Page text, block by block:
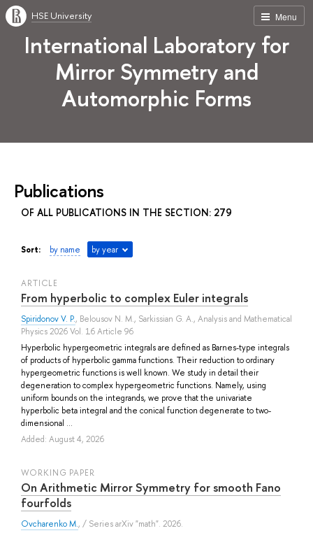
Menu
HSE University
International Laboratory for
Mirror Symmetry and
Automorphic Forms
Publications
OF ALL PUBLICATIONS IN THE SECTION: 279
Sort: by name by year
ARTICLE
From hyperbolic to complex Euler integrals
Spiridonov V. P., Belousov N. M., Sarkissian G. A., Analysis and Mathematical
Physics 2026 Vol. 16 Article 96
Hyperbolic hypergeometric integrals are defined as Barnes-type integrals
of products of hyperbolic gamma functions. Their reduction to ordinary
hypergeometric functions is well known. We study in detail their
degeneration to complex hypergeometric functions. Namely, using
uniform bounds on the integrands, we prove that the univariate
hyperbolic beta integral and the conical function degenerate to two-
dimensional ...
Added: August 4, 2026
WORKING PAPER
On Arithmetic Mirror Symmetry for smooth Fano
fourfolds
Ovcharenko M., / Series arXiv "math". 2026.